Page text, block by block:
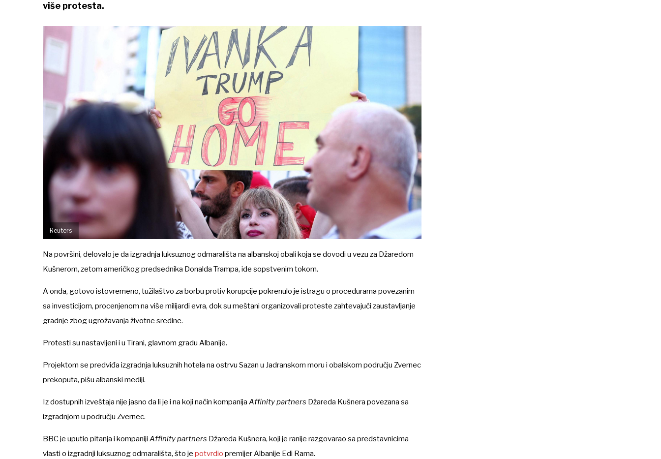
više protesta.
Reuters
Na površini, delovalo je da izgradnja luksuznog odmarališta na albanskoj obali koja se dovodi u vezu za Džaredom
Kušnerom, zetom američkog predsednika Donalda Trampa, ide sopstvenim tokom.
A onda, gotovo istovremeno, tužilaštvo za borbu protiv korupcije pokrenulo je istragu o procedurama povezanim
sa investicijom, procenjenom na više milijardi evra, dok su meštani organizovali proteste zahtevajući zaustavljanje
gradnje zbog ugrožavanja životne sredine.
Protesti su nastavljeni i u Tirani, glavnom gradu Albanije.
Projektom se predviđa izgradnja luksuznih hotela na ostrvu Sazan u Jadranskom moru i obalskom području Zvernec
prekoputa, pišu albanski mediji.
Iz dostupnih izveštaja nije jasno da li je i na koji način kompanija Affinitypartners Džareda Kušnera povezana sa
izgradnjom u području Zvernec.
BBC je uputio pitanja i kompaniji Affinity partners Džareda Kušnera, koji je ranije razgovarao sa predstavnicima
vlasti o izgradnji luksuznog odmarališta, što je potvrdio premijer Albanije Edi Rama.